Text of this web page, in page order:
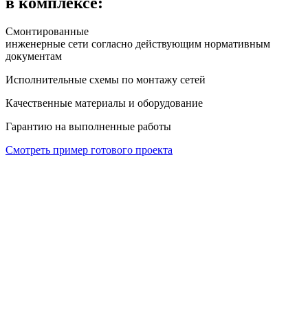
Смонтированные
инженерные сети согласно действующим нормативным
документам
Исполнительные схемы по монтажу сетей
Качественные материалы и оборудование
Гарантию на выполненные работы
Смотреть пример готового проекта